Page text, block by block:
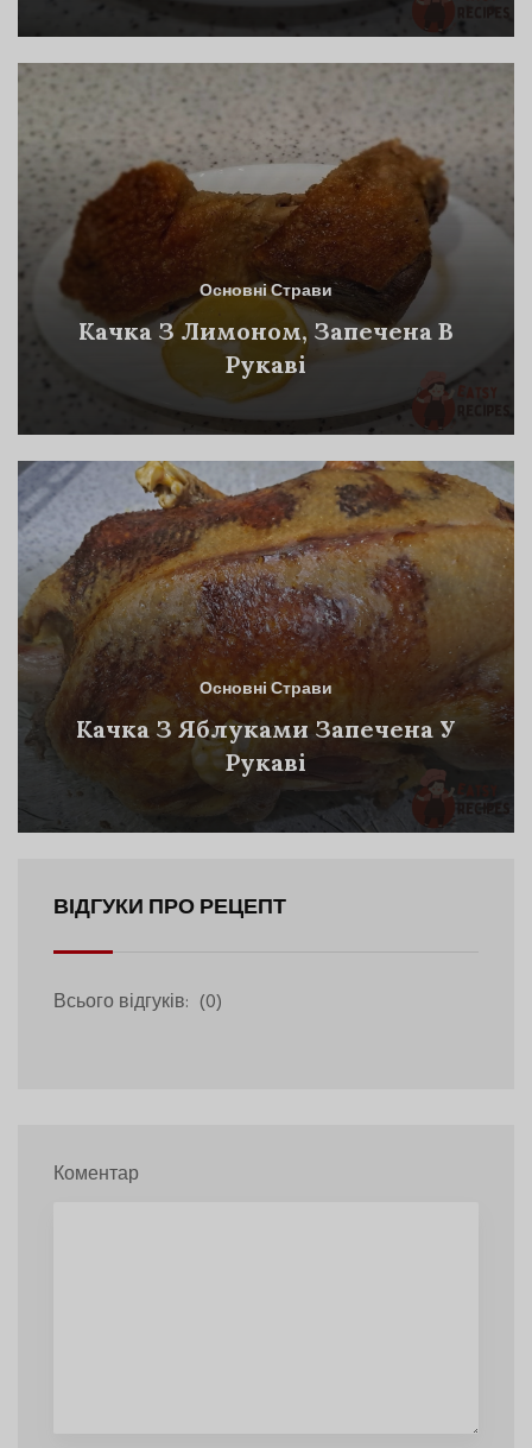
Основні Страви
Качка З Лимоном, Запечена В
Рукаві
Основні Страви
Качка З Яблуками Запечена У
Рукаві
ВІДГУКИ ПРО РЕЦЕПТ
Всього відгуків: (0)
Коментар